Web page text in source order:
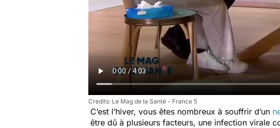
Le Mag de la Santé - France 5
C’est l’hiver, vous êtes nombreux à souffrir d’un
être dû à plusieurs facteurs, une infection virale